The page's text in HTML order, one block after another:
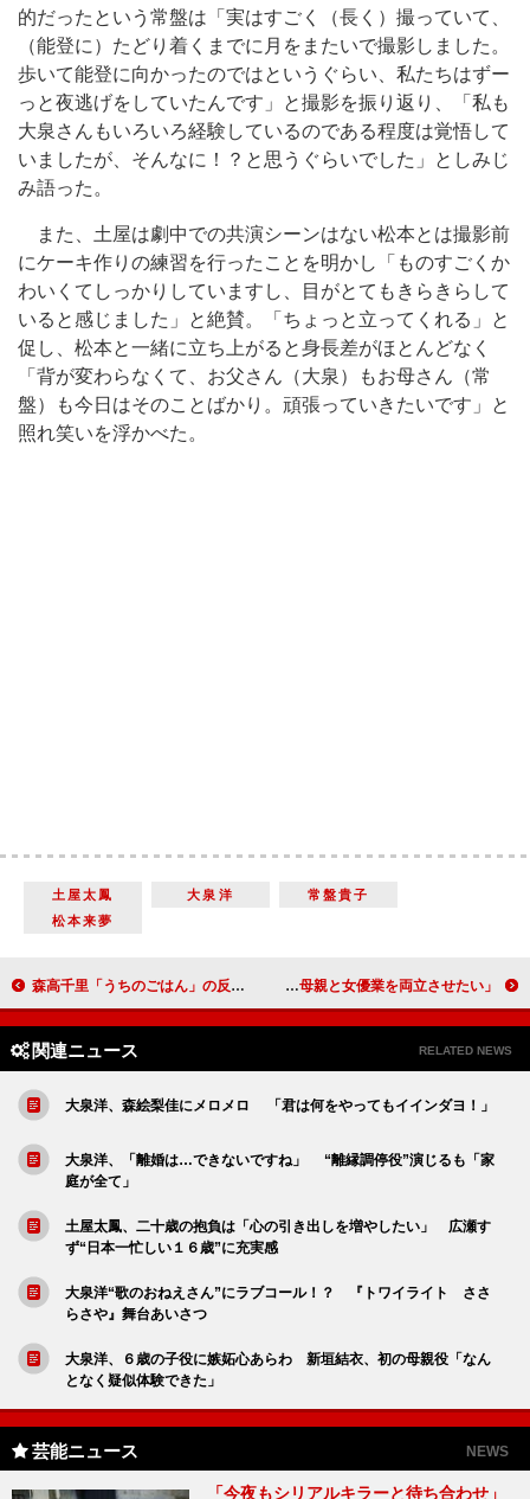
的だったという常盤は「実はすごく（長く）撮っていて、
（能登に）たどり着くまでに月をまたいで撮影しました。
歩いて能登に向かったのではというぐらい、私たちはずー
っと夜逃げをしていたんです」と撮影を振り返り、「私も
大泉さんもいろいろ経験しているのである程度は覚悟して
いましたが、そんなに！？と思うぐらいでした」としみじ
み語った。
また、土屋は劇中での共演シーンはない松本とは撮影前
にケーキ作りの練習を行ったことを明かし「ものすごくか
わいくてしっかりしていますし、目がとてもきらきらして
いると感じました」と絶賛。「ちょっと立ってくれる」と
促し、松本と一緒に立ち上がると身長差がほとんどなく
「背が変わらなくて、お父さん（大泉）もお母さん（常
盤）も今日はそのことばかり。頑張っていきたいです」と
照れ笑いを浮かべた。
土屋太鳳 大泉洋
常盤貴子
松本来夢
森高千里「うちのごはん」の反響を明かす 「子どもたちが覚えてくれて喜んでいます」 木村佳乃「まだまだ子育て奮闘中」 「母親と女優業を両立させたい」
関連ニュース RELATED NEWS
大泉洋、森絵梨佳にメロメロ 「君は何をやってもイインダヨ！」
大泉洋、「離婚は…できないですね」 “離縁調停役”演じるも「家
庭が全て」
土屋太鳳、二十歳の抱負は「心の引き出しを増やしたい」 広瀬す
ず“日本一忙しい１６歳”に充実感
大泉洋“歌のおねえさん”にラブコール！？ 『トワイライト ささ
らさや』舞台あいさつ
大泉洋、６歳の子役に嫉妬心あらわ 新垣結衣、初の母親役「なん
となく疑似体験できた」
芸能ニュース NEWS
「今夜もシリアルキラーと待ち合わせ」